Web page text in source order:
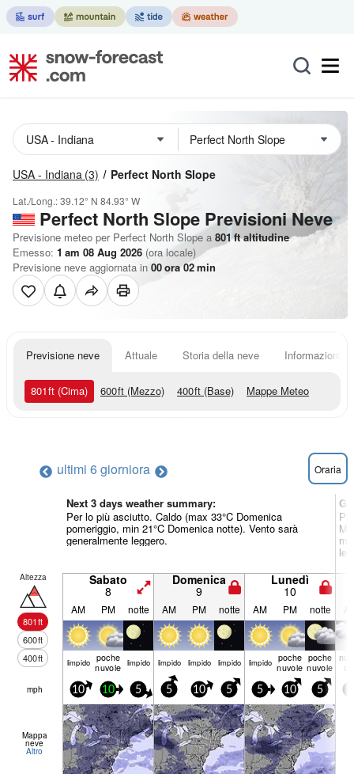
USA - Indiana (3) Perfect North Slope
Lat./Long.:39.12° N 84.93° W
Perfect North Slope Previsioni Neve
Previsione meteo per Perfect North Slope a 801ftaltitudine
Emesso: 1 am 08 Aug 2026 (ora locale)
Previsione neve aggiornata in 00ora02min
Previsione neve Attuale Storia della neve Informazioni
801ft (Cima) 600ft (Mezzo) 400ft (Base) Mappe Meteo
ultimi 6 giorniora Oraria
Next 3 days weather summary:
Per lo più asciutto. Caldo (max 33°C Domenica
pomeriggio, min 21°C Domenica notte). Vento sarà
generalmente leggero.
Altezza
801ft
600ft
400ft
Sabato
8
Domenica
9
Lunedì
10
AM PM notte AM PM notte AM PM notte
limp­ido poche
nuvole limp­ido limp­ido limp­ido limp­ido limp­ido poche
nuvole
poche
nuvole
mph 10 10 5 5 10 5 5 10 5
Mappa
neve
Altro